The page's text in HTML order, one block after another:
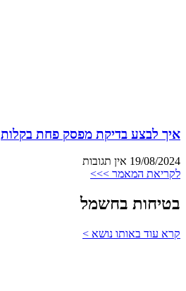
איך לבצע בדיקת מפסק פחת בקלות
19/08/2024 אין תגובות
לקריאת המאמר >>>
בטיחות בחשמל
קרא עוד באותו נושא >